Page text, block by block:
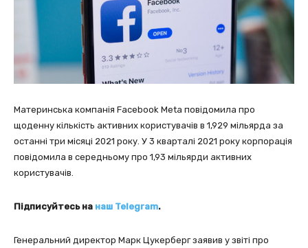
Материнська компанія Facebook Meta повідомила про
щоденну кількість активних користувачів в 1,929 мільярда за
останні три місяці 2021 року. У 3 кварталі 2021 року корпорація
повідомила в середньому про 1,93 мільярди активних
користувачів.
Підписуйтесь на наш Telegram.
Генеральний директор Марк Цукерберг заявив у звіті про